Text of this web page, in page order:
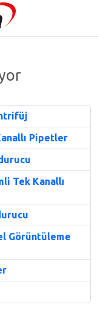
Pipetler
Tek Kanallı
Görüntüleme